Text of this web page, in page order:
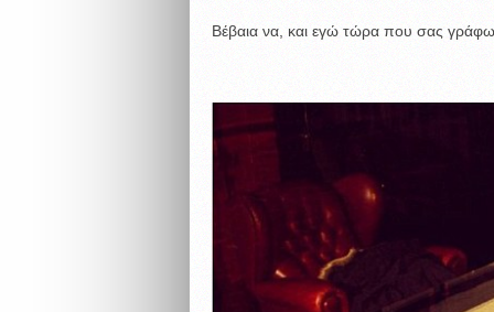
Βέβαια να, και εγώ τώρα που σας γράφω